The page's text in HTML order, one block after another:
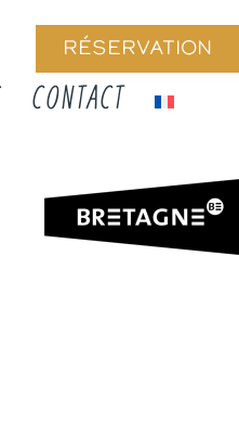
RÉSERVATION
CONTACT